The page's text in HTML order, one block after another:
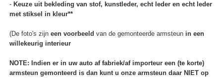
- Keuze uit bekleding van stof, kunstleder, echt leder en echt leder
met stiksel in kleur**
(De foto's zijn een voorbeeld van de gemonteerde armsteun in een
willekeurig interieur
NOTE: Indien er in uw auto af fabriek/af importeur een (te korte)
armsteun gemonteerd is dan kunt u onze armsteun daar NIET op